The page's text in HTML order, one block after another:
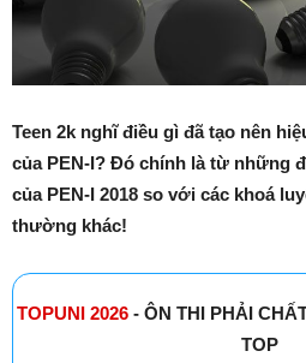
Teen 2k nghĩ điều gì đã tạo nên
của PEN-I? Đó chính là từ những
của PEN-I 2018 so với các khoá
thường khác!
TOPUNI 2026- ÔN THI PHẢI
TOP